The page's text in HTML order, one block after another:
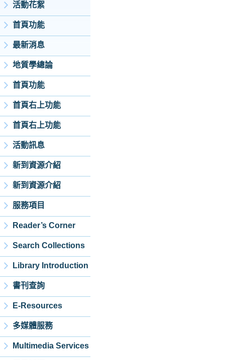
活動花絮
首頁功能
最新消息
地質學總論
首頁功能
首頁右上功能
首頁右上功能
活動訊息
新到資源介紹
新到資源介紹
服務項目
Reader’s Corner
Search Collections
Library Introduction
書刊查詢
E-Resources
多媒體服務
Multimedia Services